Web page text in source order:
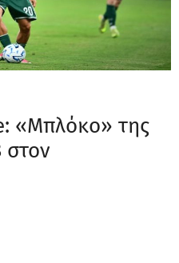
«Μπλόκο» της
στον